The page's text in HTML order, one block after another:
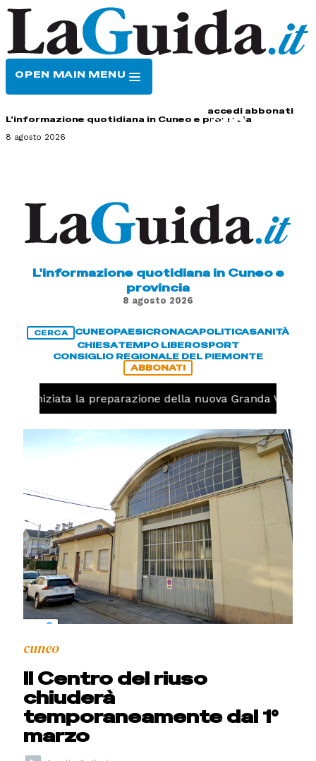
OPEN MAIN MENU
accedi abbonati
L'informazione quotidiana in Cuneo e provincia
8 agosto 2026
L'informazione quotidiana in Cuneo e
provincia
8 agosto 2026
CERCA CUNEOPAESICRONACAPOLITICASANITÀ
CHIESATEMPO LIBEROSPORT
CONSIGLIO REGIONALE DEL PIEMONTE
ABBONATI
iniziata la preparazione della nuova Granda Volley
cuneo
Il Centro del riuso
chiuderà
temporaneamente dal 1°
marzo